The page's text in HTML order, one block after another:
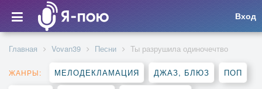
Вход
Главная Vovan39 Песни Ты разрушила одиночечтво
ЖАНРЫ: МЕЛОДЕКЛАМАЦИЯ ДЖАЗ, БЛЮЗ ПОП